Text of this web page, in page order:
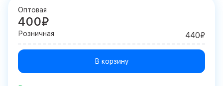
Оптовая
400₽
Розничная 440₽
В корзину